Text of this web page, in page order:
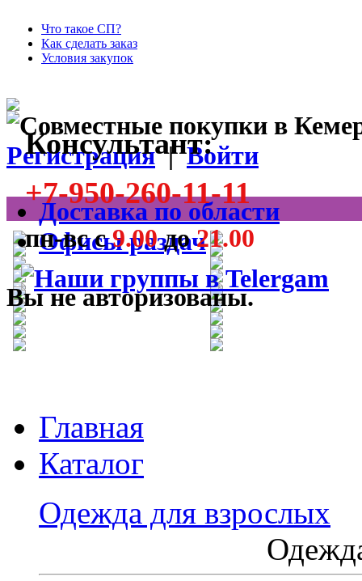
Что такое СП?
Как сделать заказ
Условия закупок
Консультант:
+7-950-260-11-11
пн-вс с9.00до21.00
Регистрация|Войти
Доставка по области
Офисы раздач
Вы не авторизованы.
Главная
Каталог
Одежда для взрослых